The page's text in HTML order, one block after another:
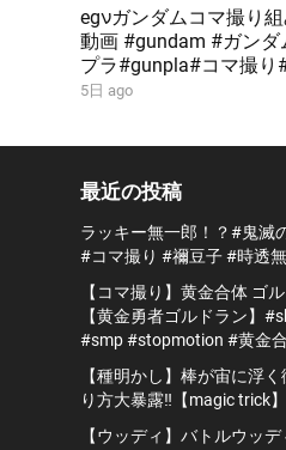
egνガンダムコマ撮り
動画 #gundam #ガンダ
プラ#gunpla#コマ撮り
ダム#シャア#逆襲のシ
5日 ago
最近の投稿
ラッキー無一郎！？#鬼滅
#コマ撮り #禰豆子 #時透
【コマ撮り】黄金合体 ゴ
【黄金勇者ゴルドラン】
#smp #stopmotion #黄金
【種明かし】棒が宙に浮
り方大暴露‼️【magic trick】
【ウッディ】バトルウッ